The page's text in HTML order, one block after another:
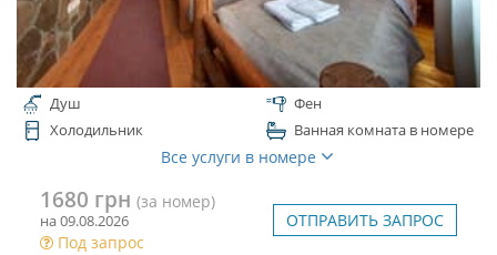
Душ
Фен
Холодильник
Ванная комната в номере
Все услуги в номере
1680 грн (за номер)
на 09.08.2026
Под запрос
ОТПРАВИТЬ ЗАПРОС